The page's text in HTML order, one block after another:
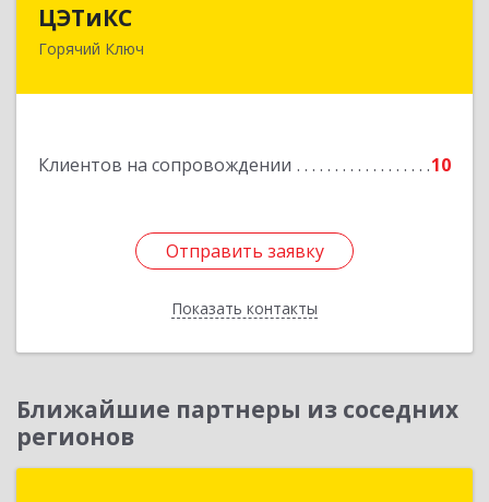
ЦЭТиКС
Горячий Ключ
Клиентов на сопровождении 10
Отправить заявку
Показать контакты
353290, Краснодарский край, Горячий Ключ г,
Отправить заявку
Назад
Ближайшие партнеры из соседних
регионов